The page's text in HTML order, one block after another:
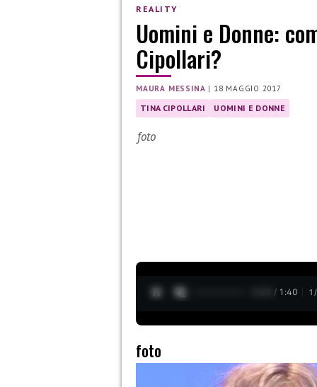
REALITY
Uomini e Donne:
Cipollari?
MAURA MESSINA | 18 MAGGIO 2017
TINA CIPOLLARI UOMINI E DONNE
foto
0:26 / 1:40 1 /
foto